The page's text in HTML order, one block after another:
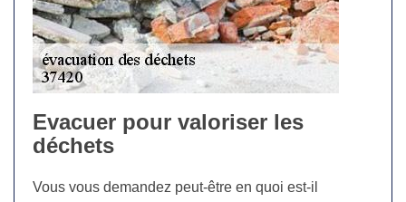
Evacuer pour valoriser les
déchets
Vous vous demandez peut-être en quoi est-il